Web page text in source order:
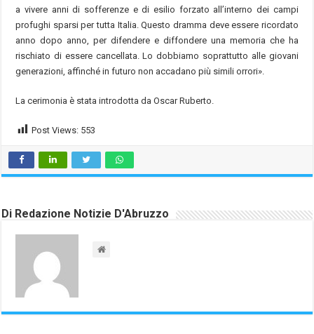
a vivere anni di sofferenze e di esilio forzato all’interno dei campi
profughi sparsi per tutta Italia. Questo dramma deve essere ricordato
anno dopo anno, per difendere e diffondere una memoria che ha
rischiato di essere cancellata. Lo dobbiamo soprattutto alle giovani
generazioni, affinché in futuro non accadano più simili orrori».
La cerimonia è stata introdotta da Oscar Ruberto.
Post Views: 553
Di Redazione Notizie D'Abruzzo